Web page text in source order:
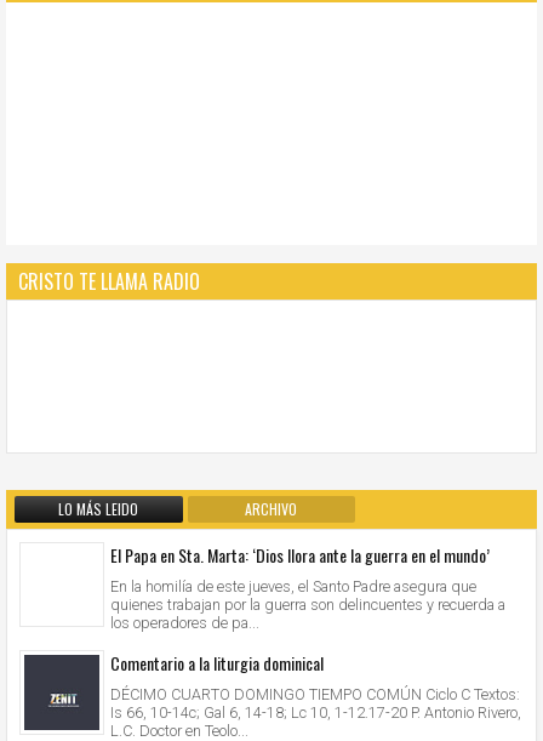
CRISTO TE LLAMA RADIO
LO MÁS LEIDO ARCHIVO
El Papa en Sta. Marta: ‘Dios llora ante la guerra en el mundo’
En la homilía de este jueves, el Santo Padre asegura que
quienes trabajan por la guerra son delincuentes y recuerda a
los operadores de pa...
Comentario a la liturgia dominical
DÉCIMO CUARTO DOMINGO TIEMPO COMÚN Ciclo C Textos:
Is 66, 10-14c; Gal 6, 14-18; Lc 10, 1-12.17-20 P. Antonio Rivero,
L.C. Doctor en Teolo...